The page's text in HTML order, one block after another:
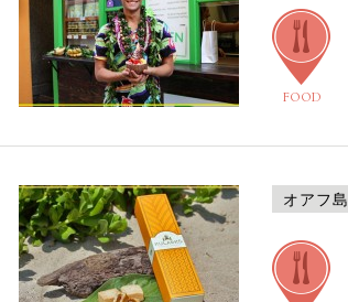
FOOD
オアフ島